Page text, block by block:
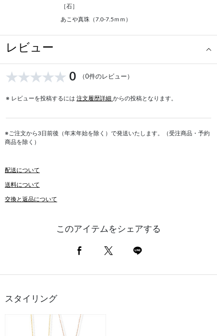
［石］
あこや真珠（7.0-7.5ｍｍ）
レビュー
0 （0件のレビュー）
※ レビューを投稿するには 注文履歴詳細 からの投稿となります。
※ご注文から3日前後（年末年始を除く）で発送いたします。（受注商品・予約
商品を除く）
配送について
送料について
交換と返品について
このアイテムをシェアする
スタイリング